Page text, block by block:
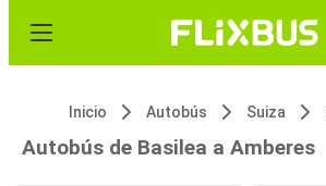
Inicio Autobús Suiza
Autobús de Basilea a Amberes